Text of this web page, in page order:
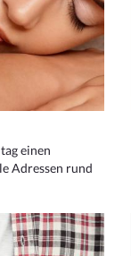
einen
Adressen rund